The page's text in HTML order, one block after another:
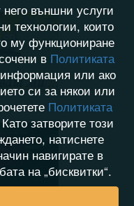
външни услуги
технологии, които
му функциониране
в Политиката
или ако
си за някои или
Политиката
затворите този
натиснете
навигирате в
на „бисквитки“.